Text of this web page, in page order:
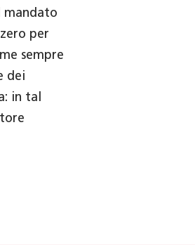
mandato
per
sempre
dei
in tal